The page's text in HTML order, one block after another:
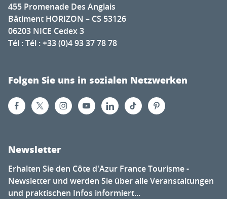
455 Promenade Des Anglais
Bâtiment HORIZON – CS 53126
06203 NICE Cedex 3
Tél : Tél : +33 (0)4 93 37 78 78
Folgen Sie uns in sozialen Netzwerken
Newsletter
Erhalten Sie den Côte d'Azur France Tourisme -
Newsletter und werden Sie über alle Veranstaltungen
und praktischen Infos informiert...